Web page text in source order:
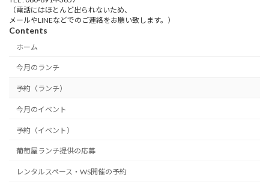
（電話にはほとんど出られないため、
メールやLINEなどでのご連絡をお願い致します。）
Contents
ホーム
今月のランチ
予約（ランチ）
今月のイベント
予約（イベント）
葡萄屋ランチ提供の応募
レンタルスペース・WS開催の予約